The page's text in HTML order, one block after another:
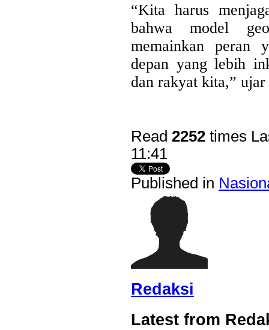
Pembangunan Daerah (BPD) guna menghadirkan layanan
efisien, dan berdaya saing. Salah...“Kita harus
bahwa model
memainkan peran
depan yang lebih
dan rakyat kita,”
Read 2252 times
11:41
Published in
Redaksi
Latest from